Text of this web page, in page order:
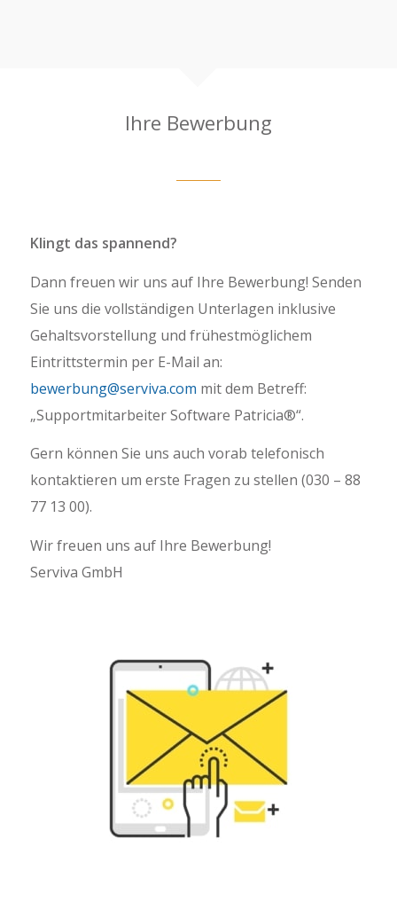
Ihre Bewerbung
Klingt das spannend?
Dann freuen wir uns auf Ihre Bewerbung! Senden
Sie uns die vollständigen Unterlagen inklusive
Gehaltsvorstellung und frühestmöglichem
Eintrittstermin per E-Mail an:
bewerbung@serviva.com mit dem Betreff:
„Supportmitarbeiter Software Patricia®“.
Gern können Sie uns auch vorab telefonisch
kontaktieren um erste Fragen zu stellen (030 – 88
77 13 00).
Wir freuen uns auf Ihre Bewerbung!
Serviva GmbH